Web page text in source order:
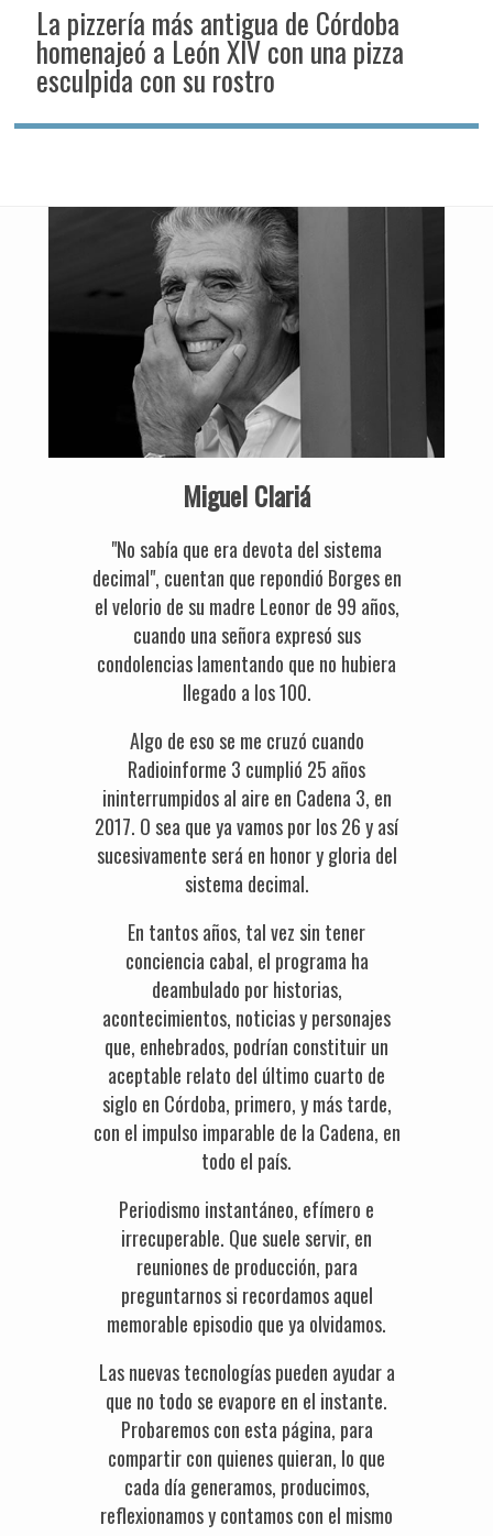
La pizzería más antigua de Córdoba
homenajeó a León XIV con una pizza
esculpida con su rostro
Miguel Clariá
"No sabía que era devota del sistema
decimal", cuentan que repondió Borges en
el velorio de su madre Leonor de 99 años,
cuando una señora expresó sus
condolencias lamentando que no hubiera
llegado a los 100.
Algo de eso se me cruzó cuando
Radioinforme 3 cumplió 25 años
ininterrumpidos al aire en Cadena 3, en
2017. O sea que ya vamos por los 26 y así
sucesivamente será en honor y gloria del
sistema decimal.
En tantos años, tal vez sin tener
conciencia cabal, el programa ha
deambulado por historias,
acontecimientos, noticias y personajes
que, enhebrados, podrían constituir un
aceptable relato del último cuarto de
siglo en Córdoba, primero, y más tarde,
con el impulso imparable de la Cadena, en
todo el país.
Periodismo instantáneo, efímero e
irrecuperable. Que suele servir, en
reuniones de producción, para
preguntarnos si recordamos aquel
memorable episodio que ya olvidamos.
Las nuevas tecnologías pueden ayudar a
que no todo se evapore en el instante.
Probaremos con esta página, para
compartir con quienes quieran, lo que
cada día generamos, producimos,
reflexionamos y contamos con el mismo